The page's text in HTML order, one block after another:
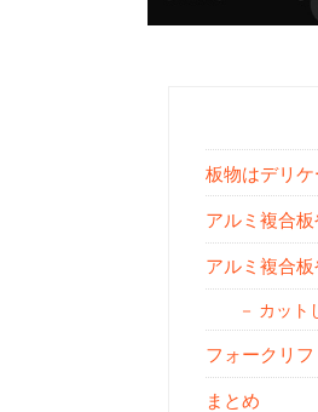
板物はデリケ
アルミ複合
アルミ複合
カット
フォークリ
まとめ